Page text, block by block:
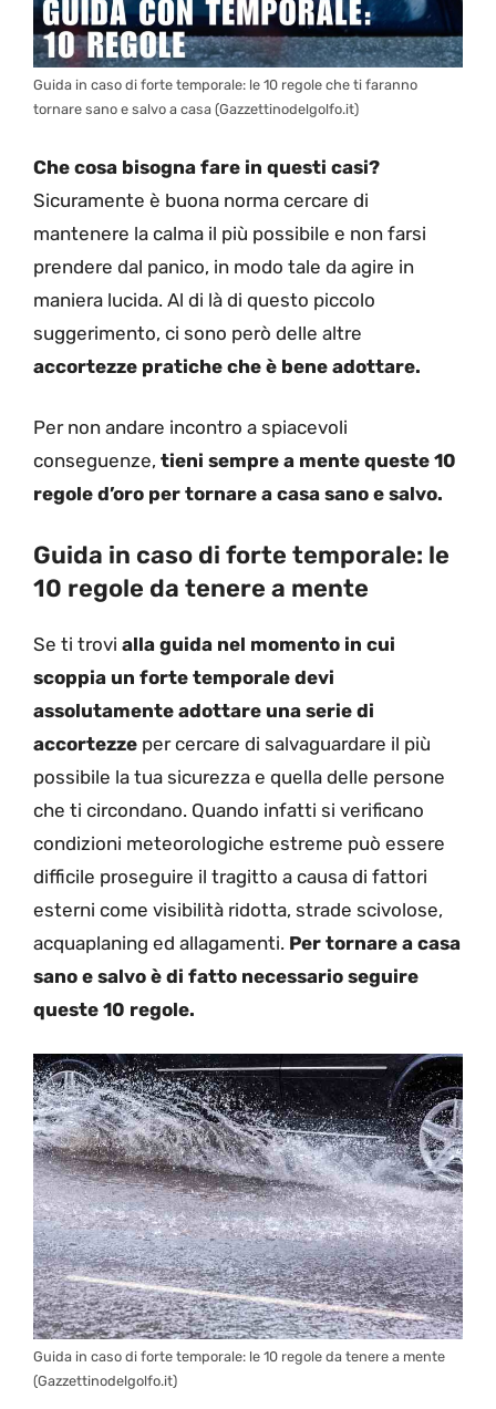
Guida in caso di forte temporale: le 10 regole che ti faranno
tornare sano e salvo a casa (Gazzettinodelgolfo.it)
Che cosa bisogna fare in questi casi?
Sicuramente è buona norma cercare di
mantenere la calma il più possibile e non farsi
prendere dal panico, in modo tale da agire in
maniera lucida. Al di là di questo piccolo
suggerimento, ci sono però delle altre
accortezze pratiche che è bene adottare.
Per non andare incontro a spiacevoli
conseguenze, tieni sempre a mente queste 10
regole d’oro per tornare a casa sano e salvo.
Guida in caso di forte temporale: le
10 regole da tenere a mente
Se ti trovi alla guida nel momento in cui
scoppia un forte temporale devi
assolutamente adottare una serie di
accortezze per cercare di salvaguardare il più
possibile la tua sicurezza e quella delle persone
che ti circondano. Quando infatti si verificano
condizioni meteorologiche estreme può essere
difficile proseguire il tragitto a causa di fattori
esterni come visibilità ridotta, strade scivolose,
acquaplaning ed allagamenti. Per tornare a casa
sano e salvo è di fatto necessario seguire
queste 10 regole.
Guida in caso di forte temporale: le 10 regole da tenere a mente
(Gazzettinodelgolfo.it)